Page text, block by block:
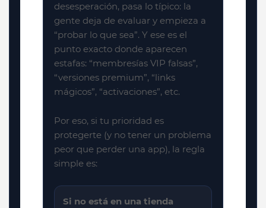
desesperación, pasa lo típico: la
gente deja de evaluar y empieza a
“probar lo que sea”. Y ese es el
punto exacto donde aparecen
estafas: “membresías VIP falsas”,
“versiones premium”, “links
mágicos”, “activaciones”, etc.
Por eso, si tu prioridad es
protegerte (y no tener un problema
peor que perder una app), la regla
simple es:
Si no está en una tienda